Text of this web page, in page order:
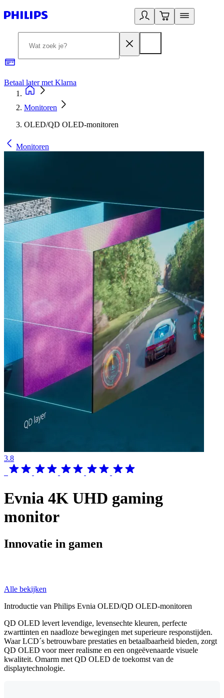
Betaal later met Klarna
Monitoren
OLED/QD OLED-monitoren
Monitoren
3.8
Evnia 4K UHD gaming
monitor
Innovatie in gamen
Alle bekijken
Introductie van Philips Evnia OLED/QD OLED-monitoren
QD OLED levert levendige, levensechte kleuren, perfecte
zwarttinten en naadloze bewegingen met superieure responstijden.
Waar LCD´s betrouwbare prestaties en betaalbaarheid bieden, zorgt
QD OLED voor meer realisme en een ongeëvenaarde visuele
kwaliteit. Omarm met QD OLED de toekomst van de
displaytechnologie.